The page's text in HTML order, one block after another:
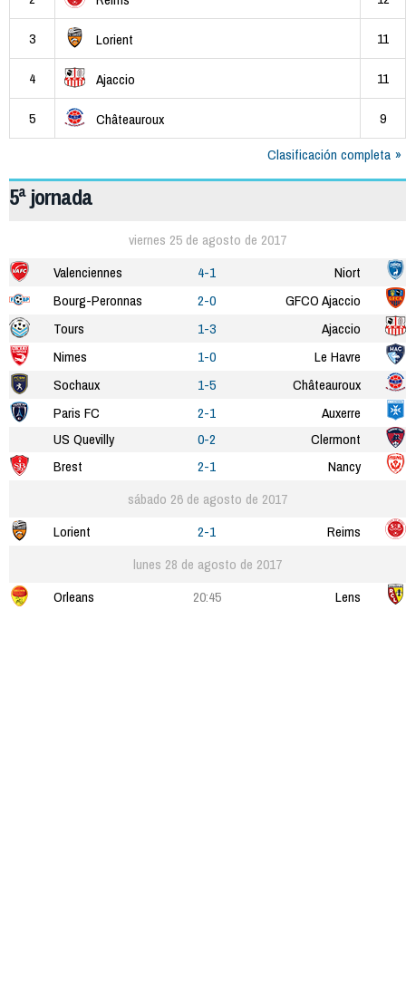
3 Lorient 11
4 Ajaccio 11
5 Châteauroux
9
Clasificación completa
5ª jornada
viernes 25 de agosto de 2017
Valenciennes
4-1
Niort
Bourg-Peronnas
2-0
GFCO Ajaccio
Tours
1-3
Ajaccio
Nimes
1-0
Le Havre
Sochaux
1-5
Châteauroux
Paris FC
2-1
Auxerre
US Quevilly
0-2
Clermont
Brest
2-1
Nancy
sábado 26 de agosto de 2017
Lorient
2-1
Reims
lunes 28 de agosto de 2017
Orleans
20:45 Lens